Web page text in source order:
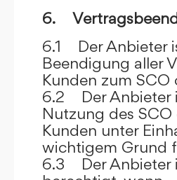
6.
6.1 Der Anbieter
Beendigung aller
Kunden zum
6.2 Der Anbieter
Nutzung des
Kunden unter
wichtigem Grund
6.3 Der Anbieter